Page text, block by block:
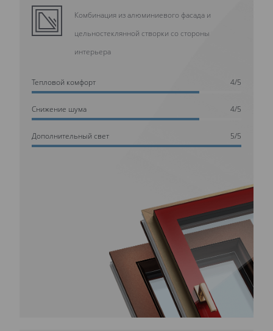
Комбинация из алюминиевого фасада и
цельностеклянной створки со стороны
интерьера
Тепловой комфорт 4/5
Cнижение шума 4/5
Дополнительный свет 5/5